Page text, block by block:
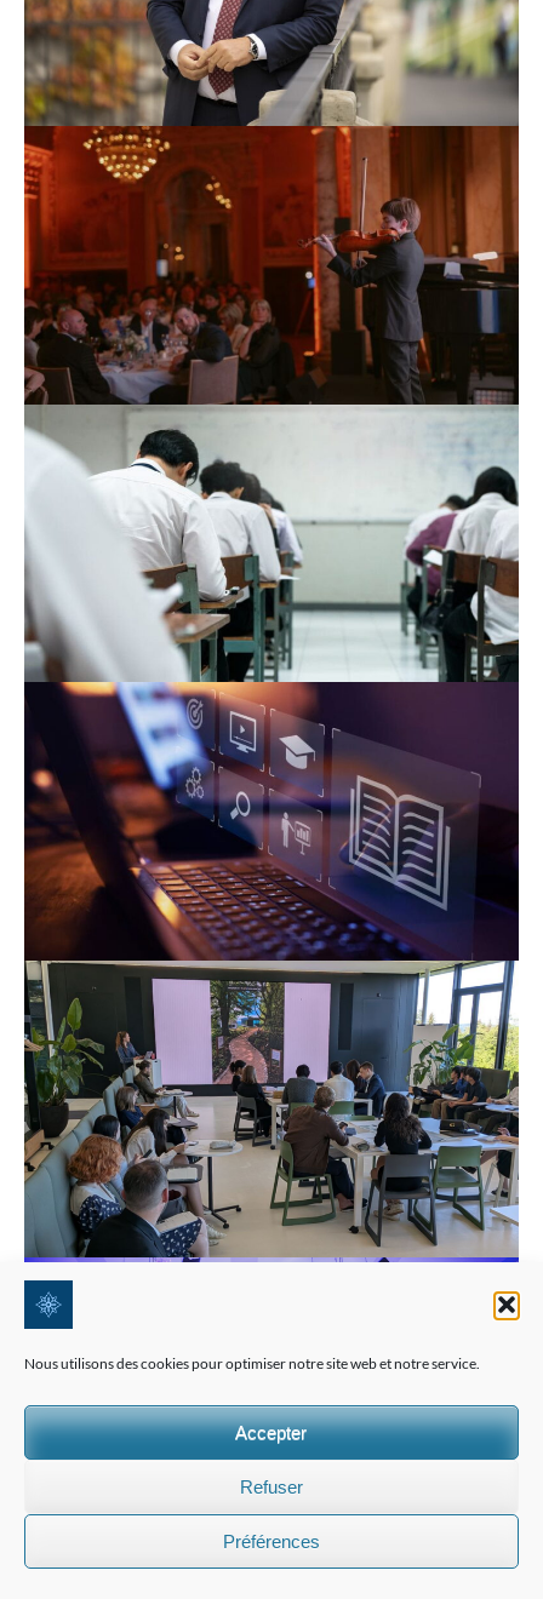
Nous utilisons des cookies pour optimiser notre site web et notre service.
Accepter
Refuser
Préférences